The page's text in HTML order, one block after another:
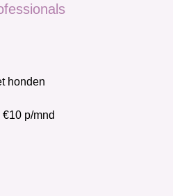
honden
p/mnd